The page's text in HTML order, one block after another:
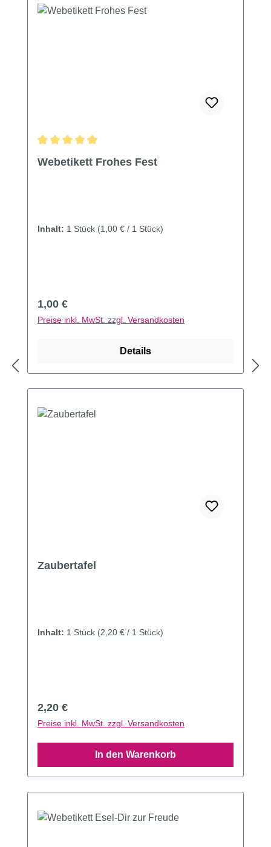
Webetikett Frohes Fest
Inhalt: 1 Stück (1,00 € / 1 Stück)
Regulärer Preis:
1,00 €
Preise inkl. MwSt. zzgl. Versandkosten
Details
Zaubertafel
Inhalt: 1 Stück (2,20 € / 1 Stück)
Regulärer Preis:
2,20 €
Preise inkl. MwSt. zzgl. Versandkosten
In den Warenkorb